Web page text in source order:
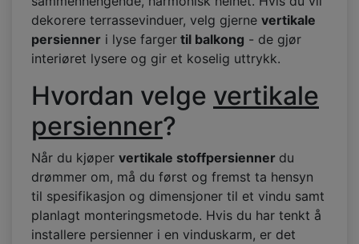
dekorere terrassevinduer, velg gjerne vertikale
persienner i lyse farger til balkong - de gjør
interiøret lysere og gir et koselig uttrykk.
Hvordan velge vertikale
persienner?
Når du kjøper vertikale stoffpersienner du
drømmer om, må du først og fremst ta hensyn
til spesifikasjon og dimensjoner til et vindu samt
planlagt monteringsmetode. Hvis du har tenkt å
installere persienner i en vinduskarm, er det